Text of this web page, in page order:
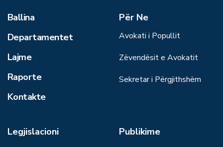
Ballina
Departamentet
Lajme
Raporte
Kontakte
Për Ne
Avokati i Popullit
Zëvendësit e Avokatit
Sekretar i Përgjithshëm
Legjislacioni Publikime